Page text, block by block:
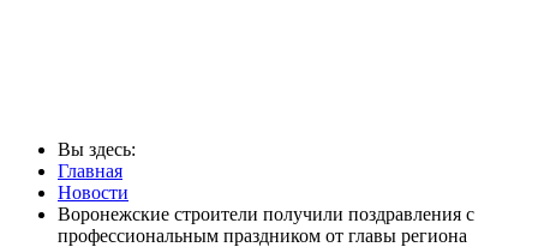
Вы здесь:
Главная
Новости
Воронежские строители получили поздравления с
профессиональным праздником от главы региона